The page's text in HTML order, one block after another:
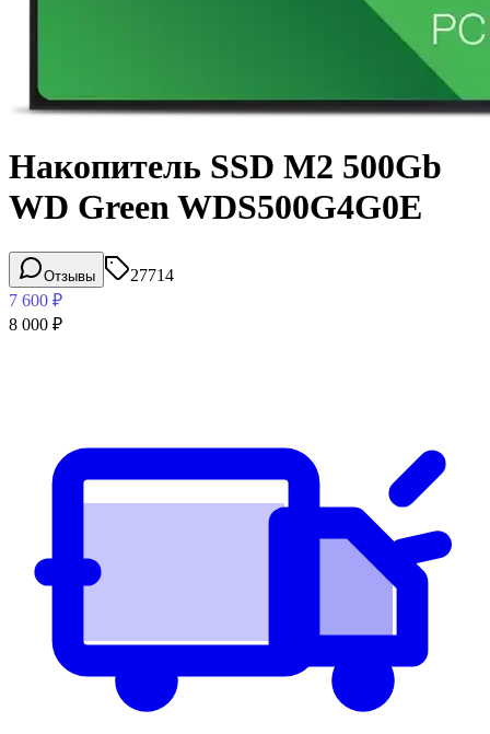
Накопитель SSD M2 500Gb
WD Green WDS500G4G0E
Отзывы
27714
7 600 ₽
8 000 ₽